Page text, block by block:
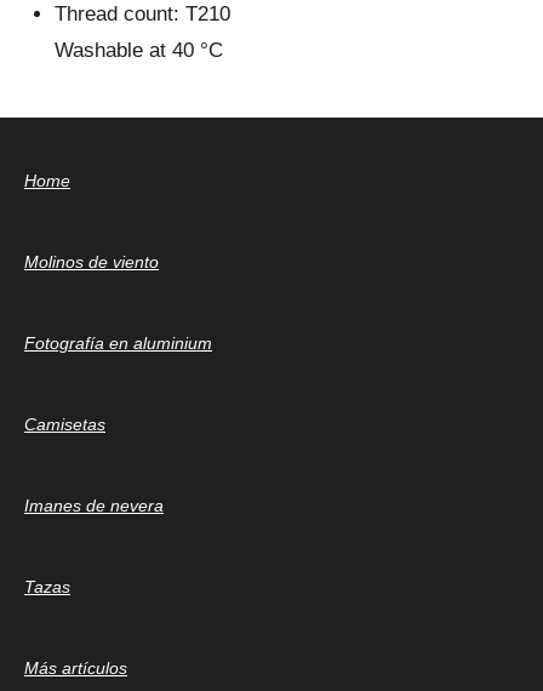
Thread count: T210
Washable at 40 °C
Home
Molinos de viento
Fotografía en aluminium
Camisetas
Imanes de nevera
Tazas
Más artículos